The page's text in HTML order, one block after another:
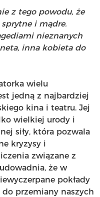
z tego powodu, że
i mądre.
nieznanych
inna kobieta do
wielu
jedną z najbardziej
kina i teatru. Jej
wielkiej urody i
siły, która pozwala
kryzysy i
związane z
że w
pokłady
przemiany naszych